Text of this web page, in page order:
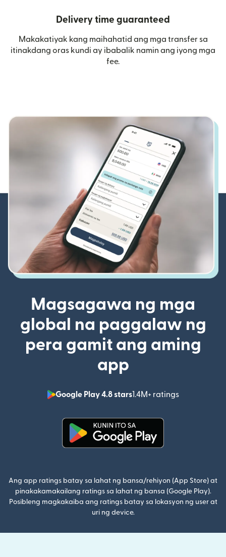
Delivery time guaranteed
Makakatiyak kang maihahatid ang mga transfer sa
itinakdang oras kundi ay ibabalik namin ang iyong mga
fee.
Magsagawa ng mga
global na paggalaw ng
pera gamit ang aming
app
Google Play 4.8 stars1.4M+ ratings
(bubukas
Ang app ratings batay sa lahat ng bansa/rehiyon (App Store) at
pinakakamakailang ratings sa lahat ng bansa (Google Play).
Posibleng magkakaiba ang ratings batay sa lokasyon ng user at
uri ng device.